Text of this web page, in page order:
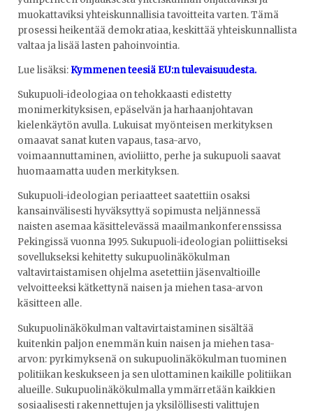
muokattaviksi yhteiskunnallisia tavoitteita varten. Tämä
prosessi heikentää demokratiaa, keskittää yhteiskunnallista
valtaa ja lisää lasten pahoinvointia.
Lue lisäksi:Kymmenen teesiä EU:n tulevaisuudesta.
Sukupuoli-ideologiaa on tehokkaasti edistetty
monimerkityksisen, epäselvän ja harhaanjohtavan
kielenkäytön avulla. Lukuisat myönteisen merkityksen
omaavat sanat kuten vapaus, tasa-arvo,
voimaannuttaminen, avioliitto, perhe ja sukupuoli saavat
huomaamatta uuden merkityksen.
Sukupuoli-ideologian periaatteet saatettiin osaksi
kansainvälisesti hyväksyttyä sopimusta neljännessä
naisten asemaa käsittelevässä maailmankonferenssissa
Pekingissä vuonna 1995. Sukupuoli-ideologian poliittiseksi
sovellukseksi kehitetty sukupuolinäkökulman
valtavirtaistamisen ohjelma asetettiin jäsenvaltioille
velvoitteeksi kätkettynä naisen ja miehen tasa-arvon
käsitteen alle.
Sukupuolinäkökulman valtavirtaistaminen sisältää
kuitenkin paljon enemmän kuin naisen ja miehen tasa-
arvon: pyrkimyksenä on sukupuolinäkökulman tuominen
politiikan keskukseen ja sen ulottaminen kaikille politiikan
alueille. Sukupuolinäkökulmalla ymmärretään kaikkien
sosiaalisesti rakennettujen ja yksilöllisesti valittujen